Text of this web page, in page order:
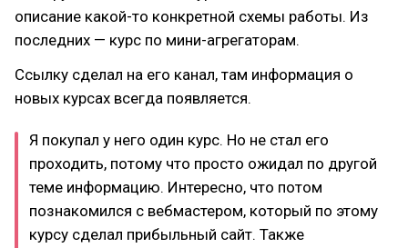
описание какой-то конкретной схемы работы. Из
последних — курс по мини-агрегаторам.
Ссылку сделал на его канал, там информация о
новых курсах всегда появляется.
Я покупал у него один курс. Но не стал его
проходить, потому что просто ожидал по другой
теме информацию. Интересно, что потом
познакомился с вебмастером, который по этому
курсу сделал прибыльный сайт. Также